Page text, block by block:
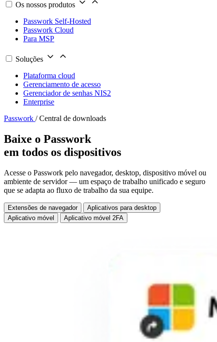
Os nossos produtos
Passwork Self-Hosted
Passwork Cloud
Para MSP
Soluções
Plataforma cloud
Gerenciamento de acesso
Gerenciador de senhas NIS2
Enterprise
Passwork / Central de downloads
Baixe o Passwork
em todos os dispositivos
Acesse o Passwork pelo navegador, desktop, dispositivo móvel ou
ambiente de servidor — um espaço de trabalho unificado e seguro
que se adapta ao fluxo de trabalho da sua equipe.
Extensões de navegador
Aplicativos para desktop
Aplicativo móvel
Aplicativo móvel 2FA